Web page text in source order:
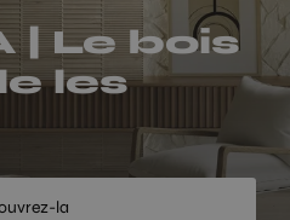
| Le bois
les
la